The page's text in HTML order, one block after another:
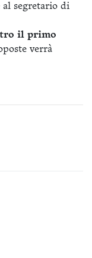
segretario di
il primo
verrà